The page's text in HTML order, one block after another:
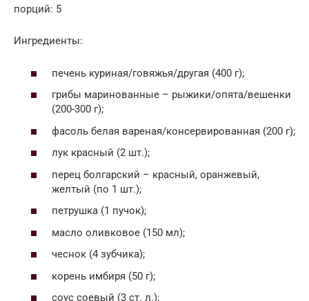
порций: 5
Ингредиенты:
печень куриная/говяжья/другая (400 г);
грибы маринованные – рыжики/опята/вешенки
(200-300 г);
фасоль белая вареная/консервированная (200 г);
лук красный (2 шт.);
перец болгарский – красный, оранжевый,
желтый (по 1 шт.);
петрушка (1 пучок);
масло оливковое (150 мл);
чеснок (4 зубчика);
корень имбиря (50 г);
соус соевый (3 ст. л.);